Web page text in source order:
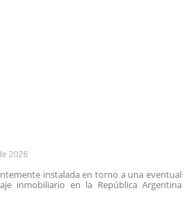
2026
instalada en torno a una eventual
inmobiliario en la República Argentina